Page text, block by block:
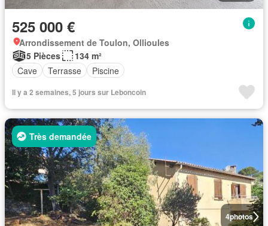
525 000 €
Arrondissement de Toulon, Ollioules
5 Pièces
134 m²
Cave
Terrasse Piscine
Il y a 2 semaines, 5 jours sur Leboncoin
4photos
Très demandée